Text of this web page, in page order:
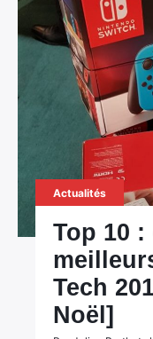
Actualités
Top 10
Tech
Noël]